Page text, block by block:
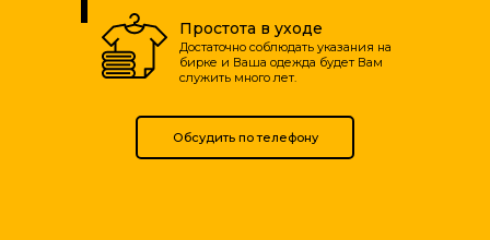
Обсудить по телефону
Простота в уходе
Достаточно соблюдать указания на
бирке и Ваша одежда будет Вам
служить много лет.